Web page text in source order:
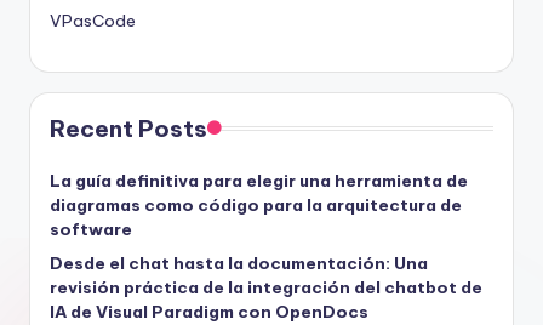
VPasCode
Recent Posts
La guía definitiva para elegir una herramienta de
diagramas como código para la arquitectura de
software
Desde el chat hasta la documentación: Una
revisión práctica de la integración del chatbot de
IA de Visual Paradigm con OpenDocs